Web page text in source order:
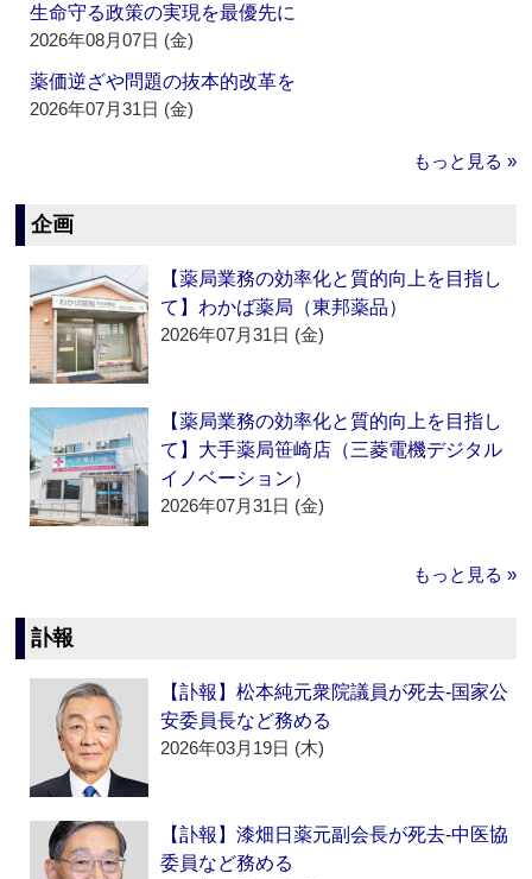
生命守る政策の実現を最優先に
2026年08月07日 (金)
薬価逆ざや問題の抜本的改革を
2026年07月31日 (金)
もっと見る »
企画
【薬局業務の効率化と質的向上を目指し
て】わかば薬局（東邦薬品）
2026年07月31日 (金)
【薬局業務の効率化と質的向上を目指し
て】大手薬局笹崎店（三菱電機デジタル
イノベーション）
2026年07月31日 (金)
もっと見る »
訃報
【訃報】松本純元衆院議員が死去‐国家公
安委員長など務める
2026年03月19日 (木)
【訃報】漆畑日薬元副会長が死去‐中医協
委員など務める